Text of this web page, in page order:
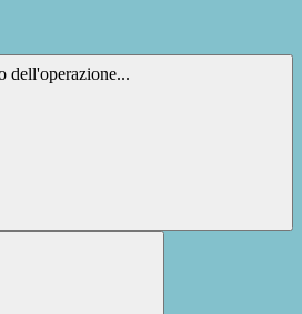
dell'operazione...